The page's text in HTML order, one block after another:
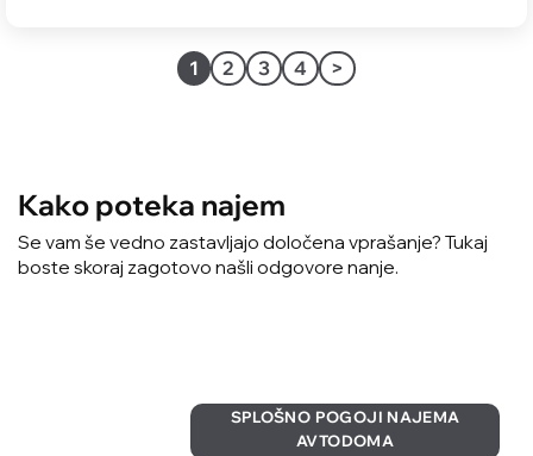
1 2 3 4 >
Kako poteka najem
Se vam še vedno zastavljajo določena vprašanje? Tukaj
boste skoraj zagotovo našli odgovore nanje.
SPLOŠNO POGOJI NAJEMA
AVTODOMA